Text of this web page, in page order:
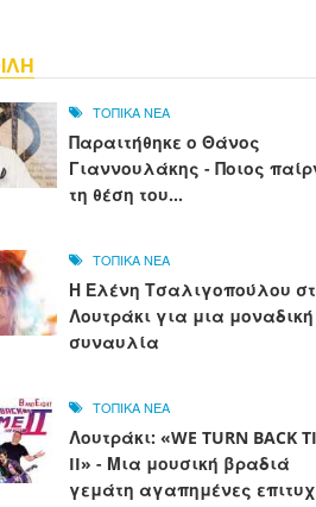
ΤΟΠΙΚΑ ΝΕΑ
Παραιτήθηκε ο Θάνος
Γιαννουλάκης - Ποιος
τη θέση του...
ΤΟΠΙΚΑ ΝΕΑ
Η Ελένη Τσαλιγοπούλου
Λουτράκι για μια μοναδική
συναυλία
ΤΟΠΙΚΑ ΝΕΑ
Λουτράκι: «WE TURN BACK
II» - Μια μουσική βραδιά
γεμάτη αγαπημένες